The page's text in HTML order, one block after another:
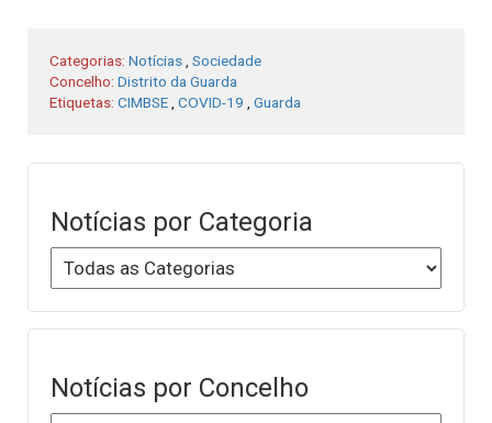
Categorias: Notícias Sociedade
Concelho: Distrito da Guarda
Etiquetas: CIMBSE COVID-19 Guarda
Notícias por Categoria
Notícias por Concelho